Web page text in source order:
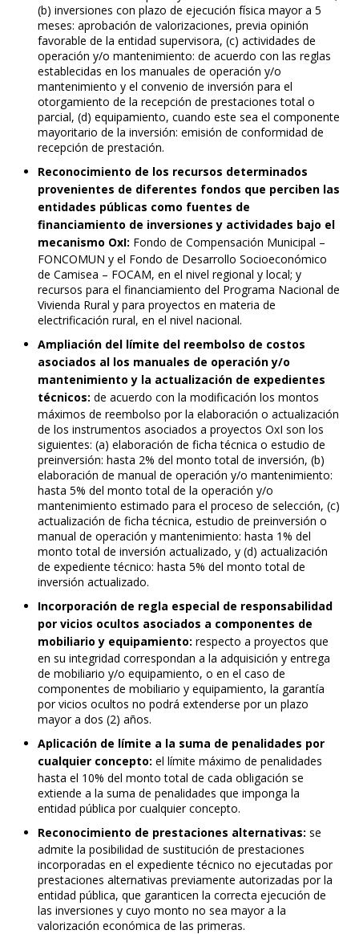
(b) inversiones con plazo de ejecución física mayor a 5
meses: aprobación de valorizaciones, previa opinión
favorable de la entidad supervisora, (c) actividades de
operación y/o mantenimiento: de acuerdo con las reglas
establecidas en los manuales de operación y/o
mantenimiento y el convenio de inversión para el
otorgamiento de la recepción de prestaciones total o
parcial, (d) equipamiento, cuando este sea el componente
mayoritario de la inversión: emisión de conformidad de
recepción de prestación.
Reconocimiento de los recursos determinados
provenientes de diferentes fondos que perciben las
entidades públicas como fuentes de
financiamiento de inversiones y actividades bajo el
mecanismo OxI: Fondo de Compensación Municipal –
FONCOMUN y el Fondo de Desarrollo Socioeconómico
de Camisea – FOCAM, en el nivel regional y local; y
recursos para el financiamiento del Programa Nacional de
Vivienda Rural y para proyectos en materia de
electrificación rural, en el nivel nacional.
Ampliación del límite del reembolso de costos
asociados al los manuales de operación y/o
mantenimiento y la actualización de expedientes
técnicos: de acuerdo con la modificación los montos
máximos de reembolso por la elaboración o actualización
de los instrumentos asociados a proyectos OxI son los
siguientes: (a) elaboración de ficha técnica o estudio de
preinversión: hasta 2% del monto total de inversión, (b)
elaboración de manual de operación y/o mantenimiento:
hasta 5% del monto total de la operación y/o
mantenimiento estimado para el proceso de selección, (c)
actualización de ficha técnica, estudio de preinversión o
manual de operación y mantenimiento: hasta 1% del
monto total de inversión actualizado, y (d) actualización
de expediente técnico: hasta 5% del monto total de
inversión actualizado.
Incorporación de regla especial de responsabilidad
por vicios ocultos asociados a componentes de
mobiliario y equipamiento: respecto a proyectos que
en su integridad correspondan a la adquisición y entrega
de mobiliario y/o equipamiento, o en el caso de
componentes de mobiliario y equipamiento, la garantía
por vicios ocultos no podrá extenderse por un plazo
mayor a dos (2) años.
Aplicación de límite a la suma de penalidades por
cualquier concepto: el límite máximo de penalidades
hasta el 10% del monto total de cada obligación se
extiende a la suma de penalidades que imponga la
entidad pública por cualquier concepto.
Reconocimiento de prestaciones alternativas: se
admite la posibilidad de sustitución de prestaciones
incorporadas en el expediente técnico no ejecutadas por
prestaciones alternativas previamente autorizadas por la
entidad pública, que garanticen la correcta ejecución de
las inversiones y cuyo monto no sea mayor a la
valorización económica de las primeras.